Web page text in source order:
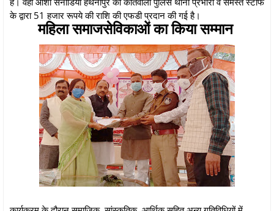
के द्वारा 51 हजार रूपये की राशि की एफडी प्रदान की गई है।
महिला समाजसेविकाओं का किया सम्मान